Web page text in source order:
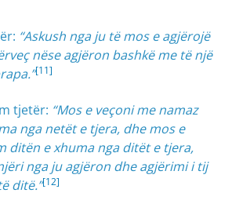
“Askush nga ju të mos e agjërojë
nëse agjëron bashkë me të një
[11]
tjetër: “Mos e veçoni me namaz
nga netët e tjera, dhe mos e
ditën e xhuma nga ditët e tjera,
nga ju agjëron dhe agjërimi i tij
ditë.”[12]